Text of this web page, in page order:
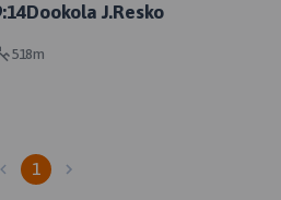
J.Resko
518m
1